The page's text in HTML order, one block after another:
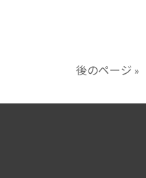
後のページ »